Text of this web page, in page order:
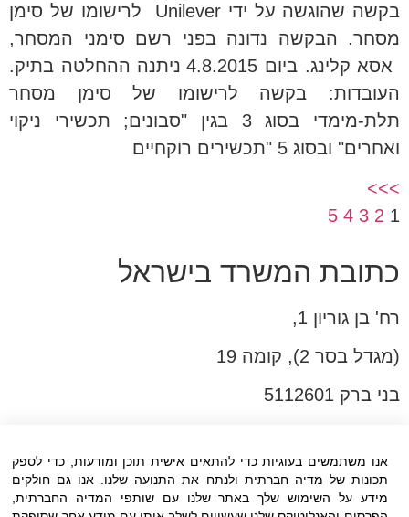
בקשה שהוגשה על ידי Unilever לרישומו של סימן
מסחר. הבקשה נדונה בפני רשם סימני המסחר,
אסא קלינג. ביום 4.8.2015 ניתנה ההחלטה בתיק.
העובדות: בקשה לרישומו של סימן מסחר
תלת-מימדי בסוג 3 בגין "סבונים; תכשירי ניקוי
ואחרים" ובסוג 5 "תכשירים רוקחיים
>>>
1
2
3
4
5
כתובת המשרד בישראל
רח' בן גוריון 1,
(מגדל בסר 2), קומה 19
בני ברק 5112601
פקס:03-6005531
דוא"ל:office@dwo.co.il
אנו משתמשים בעוגיות כדי להתאים אישית תוכן ומודעות, כדי לספק
תכונות של מדיה חברתית ולנתח את התנועה שלנו. אנו גם חולקים
מידע על השימוש שלך באתר שלנו עם שותפי המדיה החברתית,